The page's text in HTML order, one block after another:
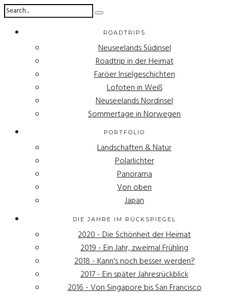
ROADTRIPS
Neuseelands Südinsel
Roadtrip in der Heimat
Faröer Inselgeschichten
Lofoten in Weiß
Neuseelands Nordinsel
Sommertage in Norwegen
PORTFOLIO
Landschaften & Natur
Polarlichter
Panorama
Von oben
Japan
DIE JAHRE IM RÜCKSPIEGEL
2020 - Die Schönheit der Heimat
2019 - Ein Jahr, zweimal Frühling
2018 - Kann's noch besser werden?
2017 - Ein später Jahresrückblick
2016 - Von Singapore bis San Francisco